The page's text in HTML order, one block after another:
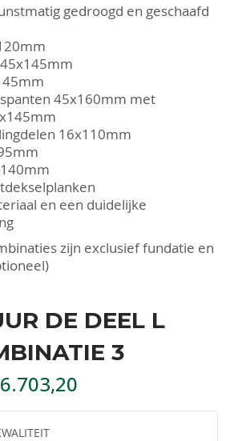
gedroogd en geschaafd
45x160mm met
16x110mm
en een duidelijke
zijn exclusief fundatie en
DE DEEL L
3